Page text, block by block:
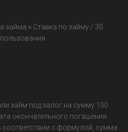
займа × Ставка по займу / 30
займ под залог на сумму 100
окончательного погашения
соответствии с формулой, сумма